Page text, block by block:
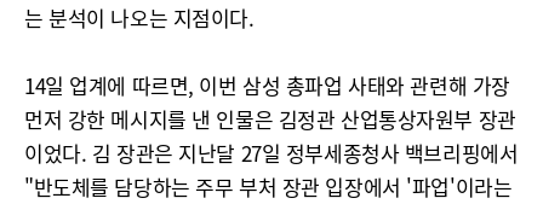
는 분석이 나오는 지점이다.
14일 업계에 따르면, 이번 삼성 총파업 사태와 관련해 가장
먼저 강한 메시지를 낸 인물은 김정관 산업통상자원부 장관
이었다. 김 장관은 지난달 27일 정부세종청사 백브리핑에서
"반도체를 담당하는 주무 부처 장관 입장에서 '파업'이라는